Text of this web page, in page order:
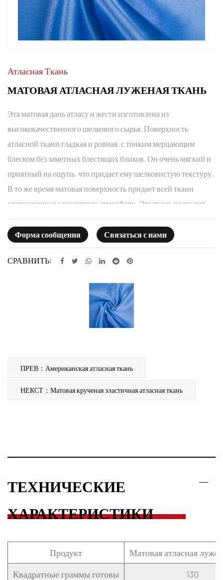
Атласная Ткань
МАТОВАЯ АТЛАСНАЯ ЛУЖЕНАЯ ТКАНЬ
Эта матовая дань атласу и жести изготовлена ​​из
высококачественного шелкового сырья. Поверхность
атласной ткани гладкая и ровная, с тонким мерцающим
блеском без заметных блестящих бликов. Он очень мягкий и
приятный на ощупь, что придает ему шелковистую текстуру.
В то же время матовая поверхность придает всей ткани
сдержанную и элегантную атмосферу. Эта ткань подходит
для изготовления всех видов элитной одежды, особенно
подходит для банкетных платьев, вечерних платьев и других
случаев.
Форма сообщения Связаться с нами
СРАВНИТЬ:
ПРЕВ：Американская атласная ткань
НЕКСТ：Матовая крученая эластичная атласная ткань
ТЕХНИЧЕСКИЕ
ХАРАКТЕРИСТИКИ
Продукт
Матовая атласная
Квадратные граммы готовы
130